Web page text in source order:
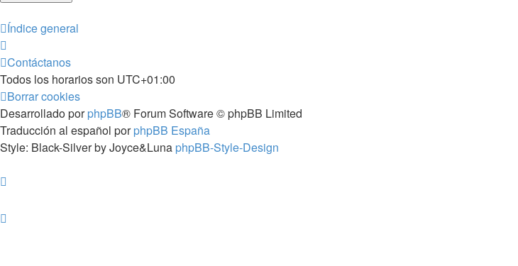
Índice general
Contáctanos
Todos los horarios son UTC+01:00
Borrar cookies
Desarrollado porphpBB® Forum Software © phpBB Limited
Traducción al español porphpBB España
Style: Black-Silver by Joyce&Luna phpBB-Style-Design